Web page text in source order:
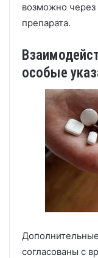
возможно
препарата.
особые
согласованы с